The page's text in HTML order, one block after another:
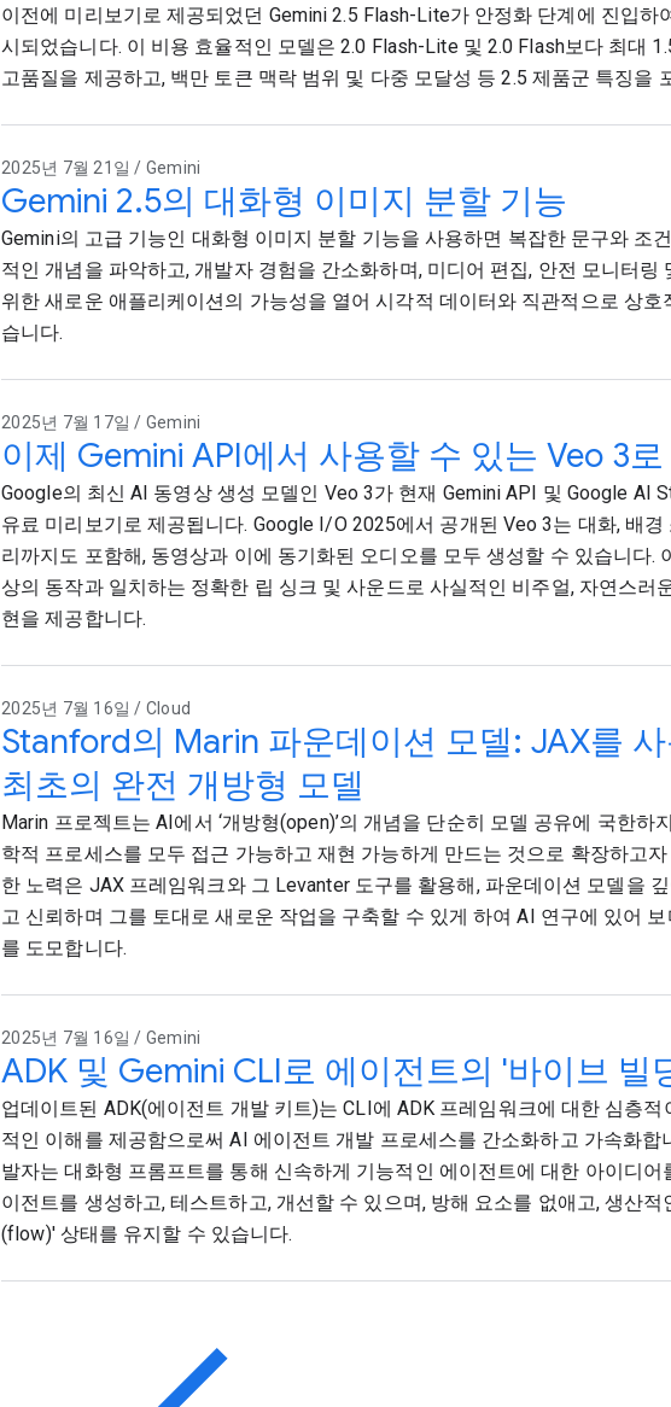
이전에 미리보기로 제공되었던 Gemini 2.5 Flash-Lite가 안정화 단계에 진입하
시되었습니다. 이 비용 효율적인 모델은 2.0 Flash-Lite 및 2.0 Flash보다 최대
고품질을 제공하고, 백만 토큰 맥락 범위 및 다중 모달성 등 2.5 제품군 특징을
2025년 7월 21일 / Gemini
Gemini 2.5의 대화형 이미지 분할 기능
Gemini의 고급 기능인 대화형 이미지 분할 기능을 사용하면 복잡한 문구와 조
적인 개념을 파악하고, 개발자 경험을 간소화하며, 미디어 편집, 안전 모니터링
위한 새로운 애플리케이션의 가능성을 열어 시각적 데이터와 직관적으로 상호
습니다.
2025년 7월 17일 / Gemini
이제 Gemini API에서 사용할 수 있는 Veo 3
Google의 최신 AI 동영상 생성 모델인 Veo 3가 현재 Gemini API 및 Google AI
유료 미리보기로 제공됩니다. Google I/O 2025에서 공개된 Veo 3는 대화, 배경
리까지도 포함해, 동영상과 이에 동기화된 오디오를 모두 생성할 수 있습니다.
상의 동작과 일치하는 정확한 립 싱크 및 사운드로 사실적인 비주얼, 자연스러
현을 제공합니다.
2025년 7월 16일 / Cloud
Stanford의 Marin 파운데이션 모델: JAX를
최초의 완전 개방형 모델
Marin 프로젝트는 AI에서 ‘개방형(open)’의 개념을 단순히 모델 공유에 국한하
학적 프로세스를 모두 접근 가능하고 재현 가능하게 만드는 것으로 확장하고자
한 노력은 JAX 프레임워크와 그 Levanter 도구를 활용해, 파운데이션 모델을
고 신뢰하며 그를 토대로 새로운 작업을 구축할 수 있게 하여 AI 연구에 있어
를 도모합니다.
2025년 7월 16일 / Gemini
ADK 및 Gemini CLI로 에이전트의 '바이브 빌
업데이트된 ADK(에이전트 개발 키트)는 CLI에 ADK 프레임워크에 대한 심층적
적인 이해를 제공함으로써 AI 에이전트 개발 프로세스를 간소화하고 가속화합
발자는 대화형 프롬프트를 통해 신속하게 기능적인 에이전트에 대한 아이디어
이전트를 생성하고, 테스트하고, 개선할 수 있으며, 방해 요소를 없애고, 생산적
(flow)' 상태를 유지할 수 있습니다.